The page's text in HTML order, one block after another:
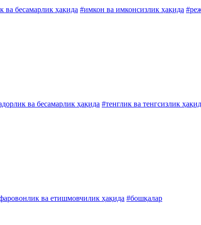
ва бесамарлик ҳақида #имкон ва имконсизлик ҳақида
ва бесамарлик ҳақида #тенглик ва тенгсизлик
ва етишмовчилик ҳақида #бошқалар